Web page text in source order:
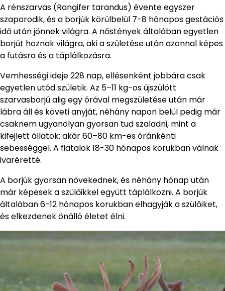
A rénszarvas (Rangifer tarandus) évente egyszer
szaporodik, és a borjúk körülbelül 7-8 hónapos gestációs
idő után jönnek világra. A nőstények általában egyetlen
borjút hoznak világra, aki a születése után azonnal képes
a futásra és a táplálkozásra.
Vemhességi ideje 228 nap, ellésenként jobbára csak
egyetlen utód születik. Az 5–11 kg-os újszülött
szarvasborjú alig egy órával megszületése után már
lábra áll és követi anyját, néhány napon belül pedig már
csaknem ugyanolyan gyorsan tud szaladni, mint a
kifejlett állatok: akár 60–80 km-es óránkénti
sebességgel. A fiatalok 18-30 hónapos korukban válnak
ivaréretté.
A borjúk gyorsan növekednek, és néhány hónap után
már képesek a szülőikkel együtt táplálkozni. A borjúk
általában 6-12 hónapos korukban elhagyják a szülőiket,
és elkezdenek önálló életet élni.